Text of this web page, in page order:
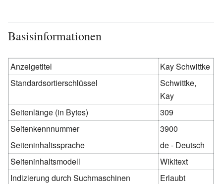
Basisinformationen
Anzeigetitel
Kay Schwittke
Standardsortierschlüssel
Schwittke,
Kay
Seitenlänge (in Bytes)
309
Seitenkennnummer
3900
Seiteninhaltssprache
de - Deutsch
Seiteninhaltsmodell
Wikitext
Indizierung durch Suchmaschinen
Erlaubt